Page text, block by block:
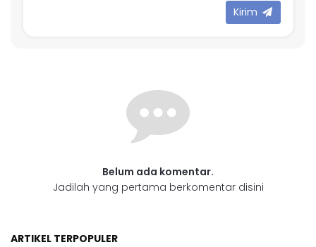
Kirim
Belum ada komentar.
Jadilah yang pertama berkomentar disini
ARTIKEL TERPOPULER